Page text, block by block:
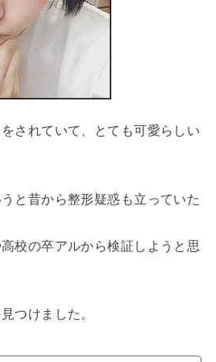
されていて、とても可愛らしい
と昔から整形疑惑も立っていた
校の卒アルから検証しようと思
つけました。